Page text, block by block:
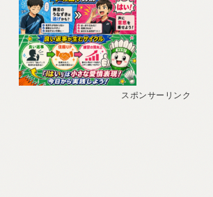
スポンサーリンク